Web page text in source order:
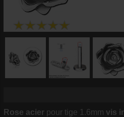
Rose acier pour tige 1.6mm vis